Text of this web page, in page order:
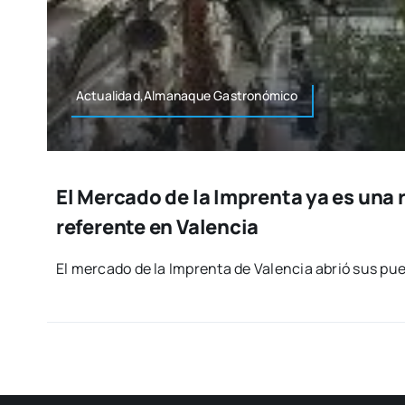
Actualidad,Almanaque Gas­tro­nó­mi­co
El Mercado de la Imprenta ya es una
referente en Valencia
El mer­ca­do de la Impren­ta de Valen­cia abrió sus